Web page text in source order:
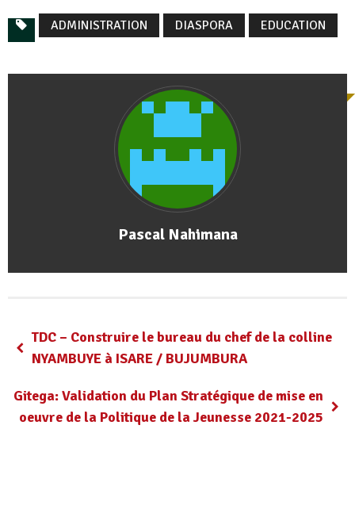
ADMINISTRATION DIASPORA EDUCATION
Pascal Nahimana
TDC – Construire le bureau du chef de la colline
NYAMBUYE à ISARE / BUJUMBURA
Gitega: Validation du Plan Stratégique de mise en
oeuvre de la Politique de la Jeunesse 2021-2025